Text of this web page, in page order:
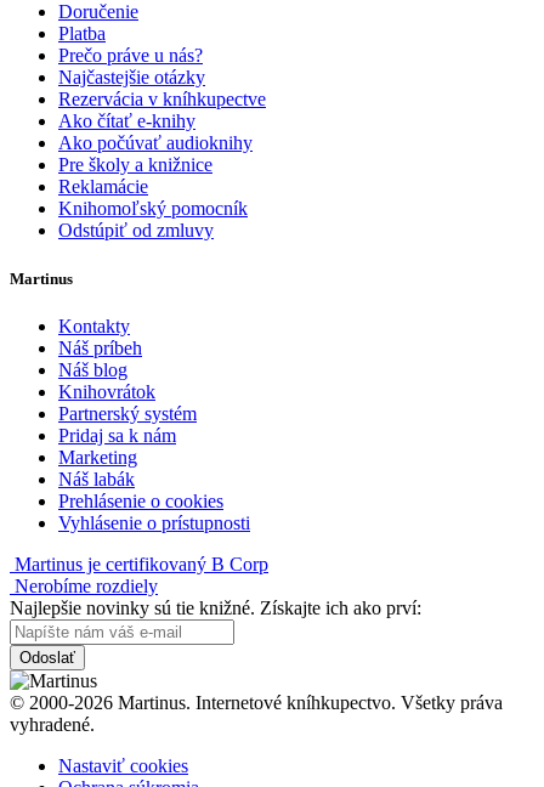
Doručenie
Platba
Prečo práve u nás?
Najčastejšie otázky
Rezervácia v kníhkupectve
Ako čítať e-knihy
Ako počúvať audioknihy
Pre školy a knižnice
Reklamácie
Knihomoľský pomocník
Odstúpiť od zmluvy
Martinus
Kontakty
Náš príbeh
Náš blog
Knihovrátok
Partnerský systém
Pridaj sa k nám
Marketing
Náš labák
Prehlásenie o cookies
Vyhlásenie o prístupnosti
Martinus je certifikovaný B Corp
Nerobíme rozdiely
Najlepšie novinky sú tie knižné. Získajte ich ako prví:
Odoslať
© 2000-2026 Martinus. Internetové kníhkupectvo. Všetky práva
vyhradené.
Nastaviť cookies